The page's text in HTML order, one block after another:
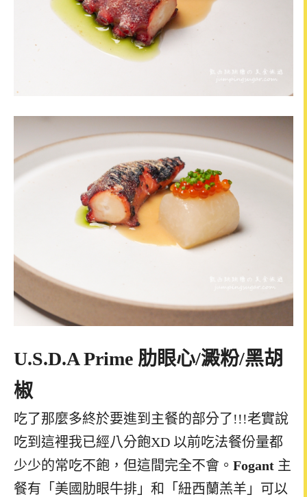
U.S.D.A Prime 肋眼心/澱粉/黑胡
椒
吃了那麼多終於要進到主餐的部分了!!!老實說
吃到這裡我已經八分飽XD 以前吃法餐份量都
少少的常吃不飽，但這間完全不會。 Fogant 主
餐有「美國肋眼牛排」和「紐西蘭羔羊」可以